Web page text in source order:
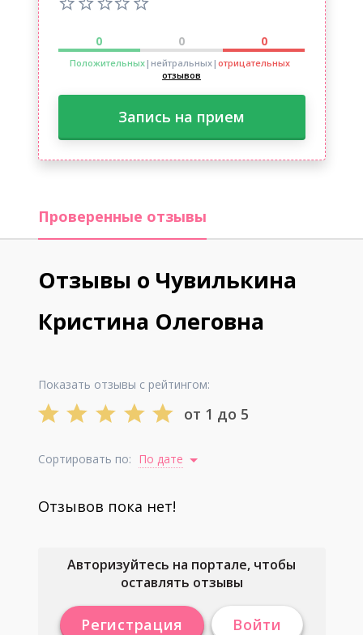
0 0 0
Положительных|нейтральных| отрицательных
отзывов
Запись на прием
Проверенные отзывы
Отзывы о Чувилькина
Кристина Олеговна
Показать отзывы с рейтингом:
от 1 до 5
Сортировать по: По дате
Отзывов пока нет!
Авторизуйтесь на портале, чтобы
оставлять отзывы
Регистрация Войти